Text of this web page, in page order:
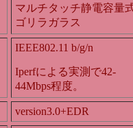
マルチタッチ静電容量
ゴリラガラス
IEEE802.11 b/g/n
Iperfによる実測で42-
44Mbps程度。
version3.0+EDR